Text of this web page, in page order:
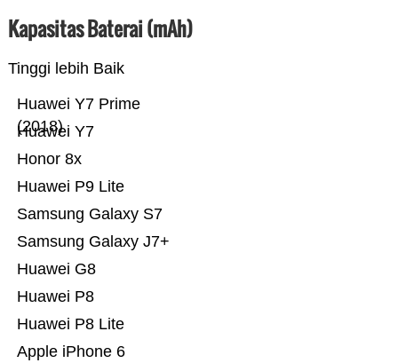
Kapasitas Baterai (mAh)
Tinggi lebih Baik
Apple iPhone 6
Huawei P8 Lite
Huawei P8
Huawei G8
Samsung Galaxy J7+
Samsung Galaxy S7
Huawei P9 Lite
Honor 8x
Huawei Y7
Huawei Y7 Prime
(2018)